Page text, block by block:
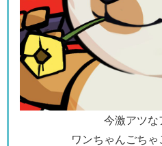
今激アツな
ワンちゃんごちゃ